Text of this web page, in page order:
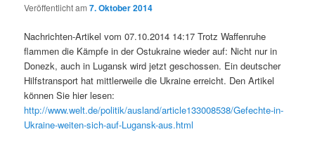
Veröffentlicht am7. Oktober 2014
Nachrichten-Artikel vom 07.10.2014 14:17 Trotz Waffenruhe
flammen die Kämpfe in der Ostukraine wieder auf: Nicht nur in
Donezk, auch in Lugansk wird jetzt geschossen. Ein deutscher
Hilfstransport hat mittlerweile die Ukraine erreicht. Den Artikel
können Sie hier lesen:
http://www.welt.de/politik/ausland/article133008538/Gefechte-in-
Ukraine-weiten-sich-auf-Lugansk-aus.html